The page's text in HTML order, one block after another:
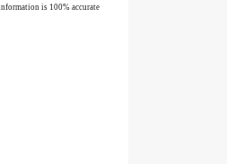
is 100% accurate